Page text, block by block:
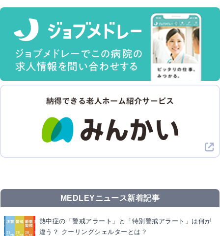
MEDLEYニュース新着記事
熱中症の「警戒アラート」と「特別警戒アラート」は何が
違う？ クーリングシェルターとは？